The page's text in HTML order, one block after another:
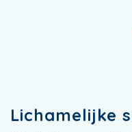
Lichamelijke